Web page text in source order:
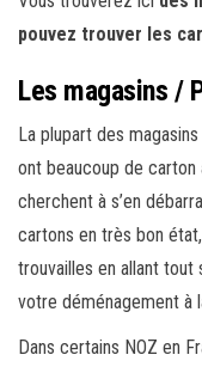
pouvez trouver les
Les magasins /
La plupart des
ont beaucoup de
cherchent à s’en
cartons en très bon
trouvailles en allant
votre déménagement à
Dans certains NOZ en